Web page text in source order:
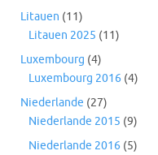
Litauen (11)
Litauen 2025 (11)
Luxembourg (4)
Luxembourg 2016 (4)
Niederlande (27)
Niederlande 2015 (9)
Niederlande 2016 (5)